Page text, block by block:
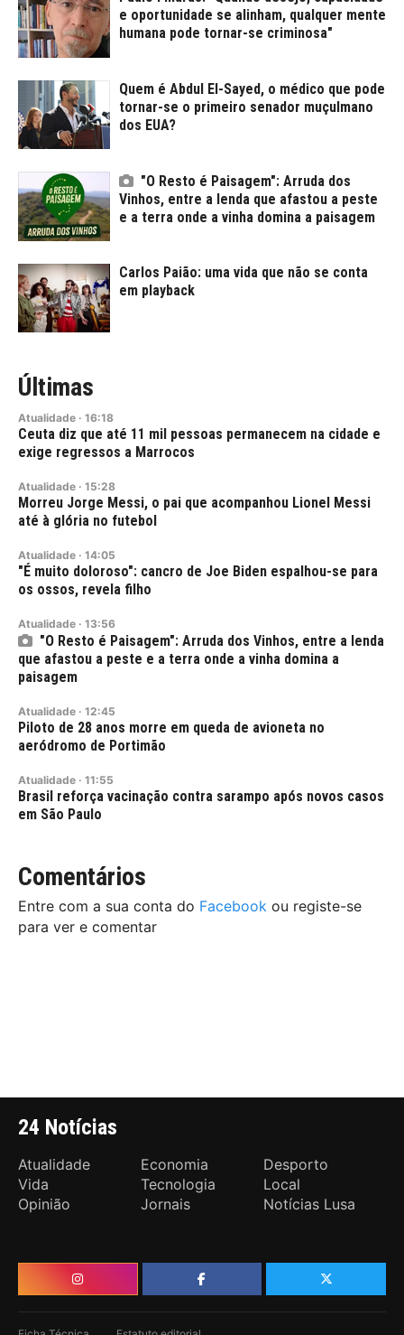
e oportunidade se alinham, qualquer mente
humana pode tornar-se criminosa"
Quem é Abdul El-Sayed, o médico que pode
tornar-se o primeiro senador muçulmano
dos EUA?
"O Resto é Paisagem": Arruda dos
Vinhos, entre a lenda que afastou a peste
e a terra onde a vinha domina a paisagem
Carlos Paião: uma vida que não se conta
em playback
Últimas
Atualidade · 16:18
Ceuta diz que até 11 mil pessoas permanecem na cidade e
exige regressos a Marrocos
Atualidade · 15:28
Morreu Jorge Messi, o pai que acompanhou Lionel Messi
até à glória no futebol
Atualidade · 14:05
"É muito doloroso": cancro de Joe Biden espalhou-se para
os ossos, revela filho
Atualidade · 13:56
"O Resto é Paisagem": Arruda dos Vinhos, entre a lenda
que afastou a peste e a terra onde a vinha domina a
paisagem
Atualidade · 12:45
Piloto de 28 anos morre em queda de avioneta no
aeródromo de Portimão
Atualidade · 11:55
Brasil reforça vacinação contra sarampo após novos casos
em São Paulo
Comentários
Entre com a sua conta do Facebook ou registe-se
para ver e comentar
24 Notícias
Atualidade Economia
Desporto
Vida
Tecnologia
Local
Opinião
Jornais Notícias Lusa